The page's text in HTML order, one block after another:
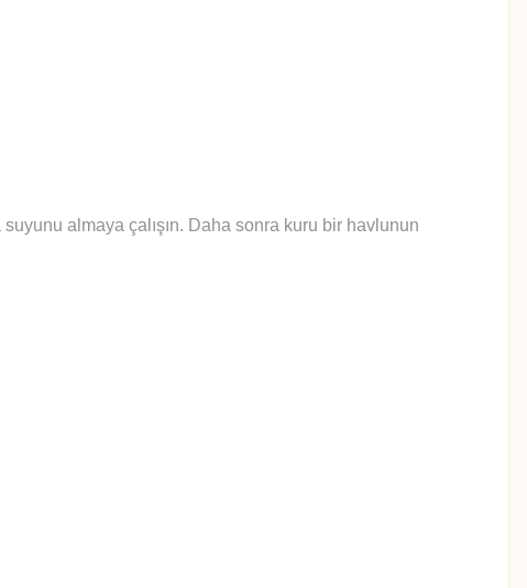
suyunu almaya çalışın. Daha sonra kuru bir havlunun